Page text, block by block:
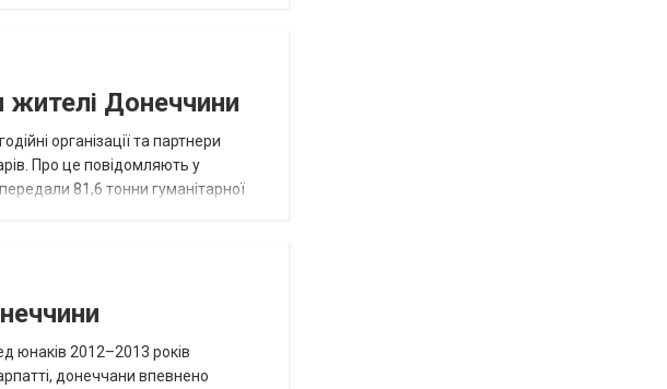
жителі Донеччини
організації та партнери
Про це повідомляють у
81,6 тонни гуманітарної
юнаків 2012–2013 років
донеччани впевнено